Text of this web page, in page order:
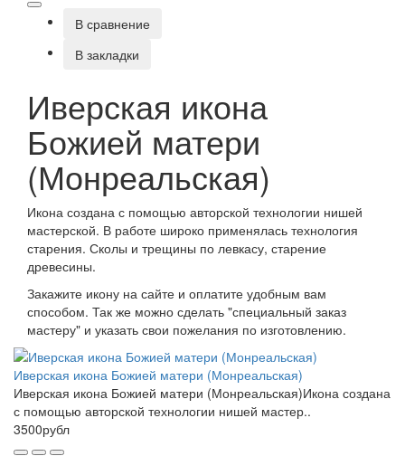
В сравнение
В закладки
Иверская икона
Божией матери
(Монреальская)
Икона создана с помощью авторской технологии нишей
мастерской. В работе широко применялась технология
старения. Сколы и трещины по левкасу, старение
древесины.
Закажите икону на сайте и оплатите удобным вам
способом. Так же можно сделать "специальный заказ
мастеру" и указать свои пожелания по изготовлению.
Иверская икона Божией матери (Монреальская)
Иверская икона Божией матери (Монреальская)Икона создана
с помощью авторской технологии нишей мастер..
3500рубл